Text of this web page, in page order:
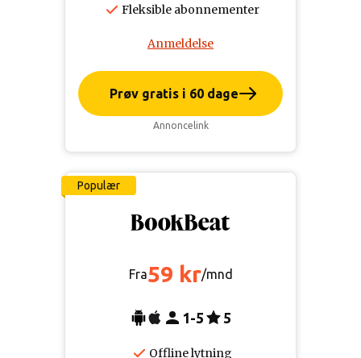
Fleksible abonnementer
Anmeldelse
Prøv gratis i 60 dage
Annoncelink
Populær
Fra59 kr/mnd
1-5 5
Offline lytning